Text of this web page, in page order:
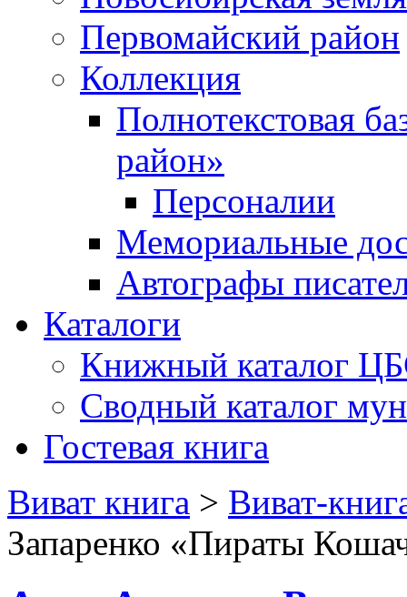
Первомайский район
Коллекция
Полнотекстовая
район»
Персоналии
Мемориальные
Автографы
Каталоги
Книжный каталог
Сводный каталог
Гостевая книга
Виват книга > Виват-
Запаренко «Пираты